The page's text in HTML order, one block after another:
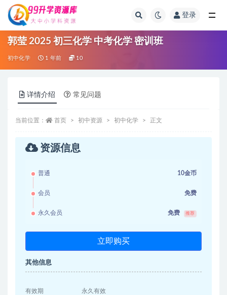
登录
郭莹 2025 初三化学 中考化学 密训班
初中化学 1 年前 10
详情介绍 常见问题
当前位置： 首页 初中资源 初中化学 正文
资源信息
普通 10金币
会员 免费
永久会员 免费 推荐
立即购买
其他信息
有效期 永久有效